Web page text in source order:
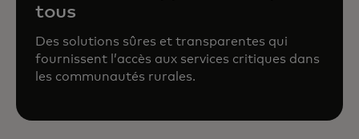
tous
Des solutions sûres et transparentes qui
fournissent l’accès aux services critiques dans
les communautés rurales.